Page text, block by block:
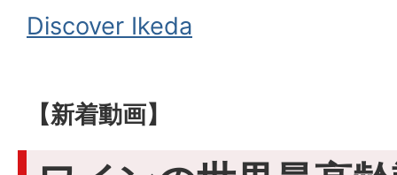
Discover Ikeda
【新着動画】